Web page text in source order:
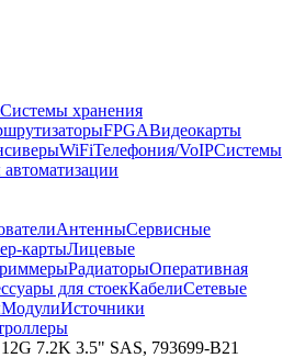
Системы хранения
FPGAВидеокарты
WiFiТелефония/VoIPСистемы
АнтенныСервисные
картыЛицевые
РадиаторыОперативная
для стоекКабелиСетевые
МодулиИсточники
7.2K 3.5" SAS, 793699-B21